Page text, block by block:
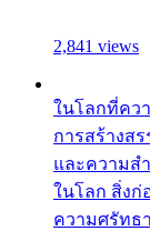
2,841 views
ในโลกที่คว
การสร้างส
และความส
ในโลก สิ่งก่
ความศรัทธ